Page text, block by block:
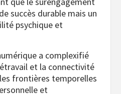
succès durable mais un
psychique et
a complexifié
et la connectivité
frontières temporelles
et